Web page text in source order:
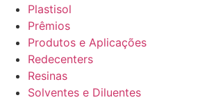
Plastisol
Prêmios
Produtos e Aplicações
Redecenters
Resinas
Solventes e Diluentes